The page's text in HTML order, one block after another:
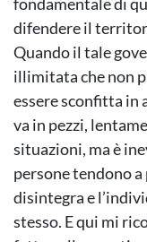
difendere il
Quando il tale
illimitata che non
essere sconfitta in
va in pezzi,
situazioni, ma è
persone tendono
disintegra e
stesso. E qui mi